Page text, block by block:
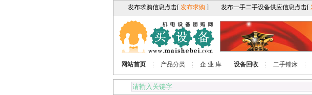
网站首页 产品分类 企 业 库 设备回收 二手镗床